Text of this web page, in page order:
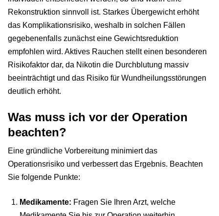
Rekonstruktion sinnvoll ist. Starkes Übergewicht erhöht
das Komplikationsrisiko, weshalb in solchen Fällen
gegebenenfalls zunächst eine Gewichtsreduktion
empfohlen wird. Aktives Rauchen stellt einen besonderen
Risikofaktor dar, da Nikotin die Durchblutung massiv
beeinträchtigt und das Risiko für Wundheilungsstörungen
deutlich erhöht.
Was muss ich vor der Operation
beachten?
Eine gründliche Vorbereitung minimiert das
Operationsrisiko und verbessert das Ergebnis. Beachten
Sie folgende Punkte:
Medikamente: Fragen Sie Ihren Arzt, welche